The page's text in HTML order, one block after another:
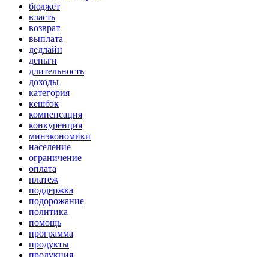
бюджет
власть
возврат
выплата
дедлайн
деньги
длительность
доходы
категория
кешбэк
компенсация
конкуренция
минэкономики
население
ограничение
оплата
платеж
поддержка
подорожание
политика
помощь
программа
продукты